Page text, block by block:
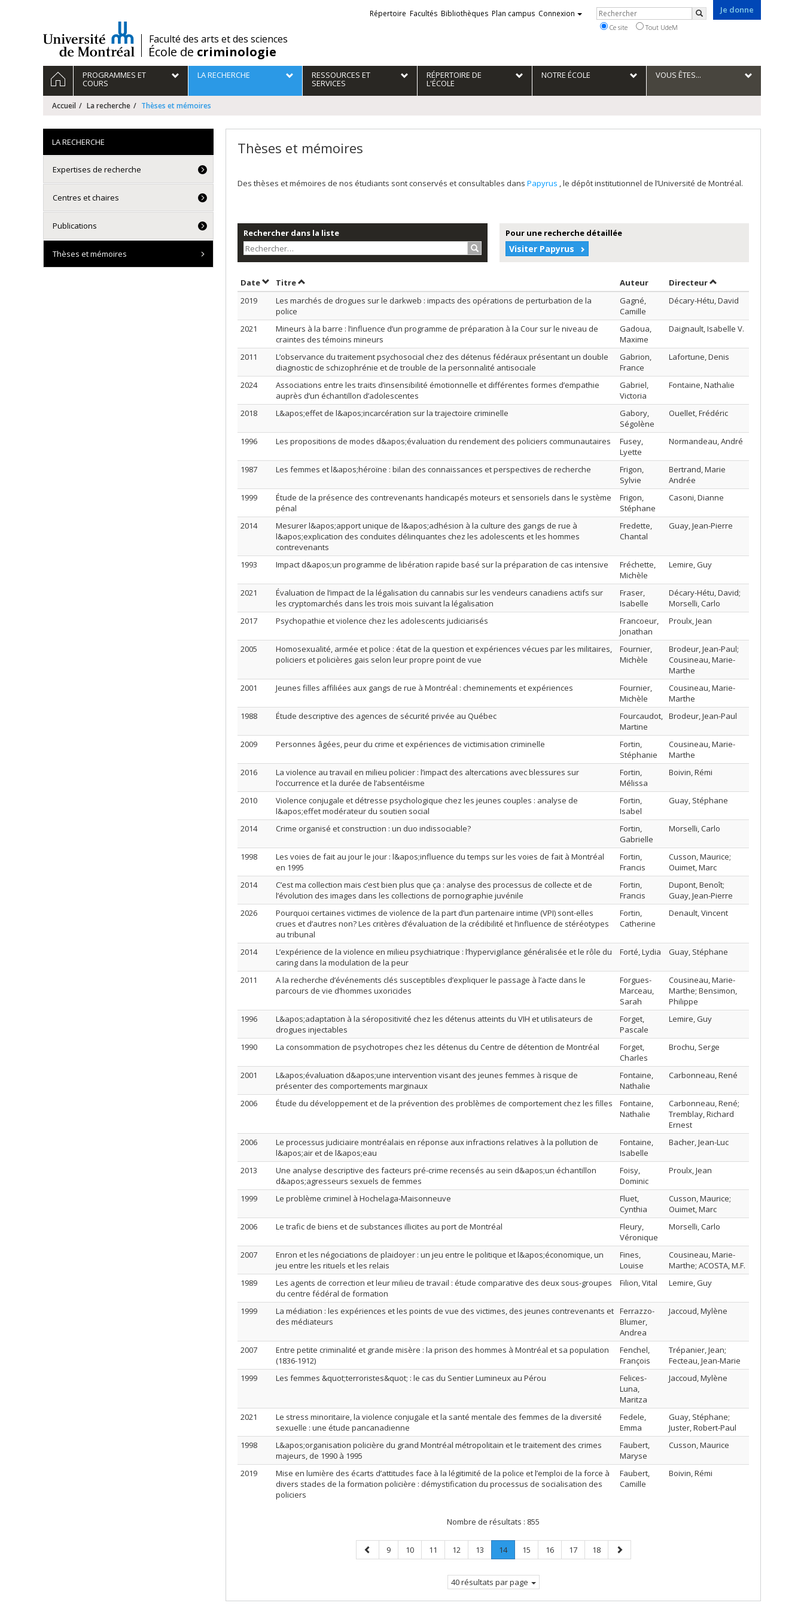
/Faculté des arts et des sciences
École de criminologie
Je donne
Liens
externes
Répertoire Facultés Bibliothèques Plan campus Connexion Rechercher
Rechercher
Ce site Tout UdeM
Navigation
principale
ACCUEILPROGRAMMES ET
COURS
LA RECHERCHE RESSOURCES ET
SERVICES
RÉPERTOIRE DE
L'ÉCOLE
NOTRE ÉCOLE VOUS ÊTES...
Accueil La recherche Thèses et mémoires
Thèses et mémoires
Des thèses et mémoires de nos étudiants sont conservés et consultables dans Papyrus , le dépôt institutionnel de l’Université de Montréal.
Rechercher dans la liste
Rechercher…
Pour une recherche détaillée
Visiter Papyrus
DateTrier par date en ordre décroissant
TitreTrier par titre en ordre décroissant Auteur Trier par auteur en ordre décroissant
Directeurpar contributeur en
2019
Les marchés de drogues sur le darkweb : impacts des opérations de perturbation de la
police
Gagné,
Camille
Décary-Hétu, David
2021
Mineurs à la barre : l’influence d’un programme de préparation à la Cour sur le niveau de
craintes des témoins mineurs
Gadoua,
Maxime
Daignault, Isabelle V.
2011
L’observance du traitement psychosocial chez des détenus fédéraux présentant un double
diagnostic de schizophrénie et de trouble de la personnalité antisociale
Gabrion,
France
Lafortune, Denis
2024
Associations entre les traits d’insensibilité émotionnelle et différentes formes d’empathie
auprès d’un échantillon d’adolescentes
Gabriel,
Victoria
Fontaine, Nathalie
2018 L&apos;effet de l&apos;incarcération sur la trajectoire criminelle
Gabory,
Ségolène
Ouellet, Frédéric
1996 Les propositions de modes d&apos;évaluation du rendement des policiers communautaires
Fusey,
Lyette
Normandeau, André
1987 Les femmes et l&apos;héroïne : bilan des connaissances et perspectives de recherche
Frigon,
Sylvie
Bertrand, Marie
Andrée
1999
Étude de la présence des contrevenants handicapés moteurs et sensoriels dans le système
pénal
Frigon,
Stéphane
Casoni, Dianne
2014
Mesurer l&apos;apport unique de l&apos;adhésion à la culture des gangs de rue à
l&apos;explication des conduites délinquantes chez les adolescents et les hommes
contrevenants
Fredette,
Chantal
Guay, Jean-Pierre
1993 Impact d&apos;un programme de libération rapide basé sur la préparation de cas intensive
Fréchette,
Michèle
Lemire, Guy
2021
Évaluation de l’impact de la légalisation du cannabis sur les vendeurs canadiens actifs sur
les cryptomarchés dans les trois mois suivant la légalisation
Fraser,
Isabelle
Décary-Hétu, David;
Morselli, Carlo
2017
Psychopathie et violence chez les adolescents judiciarisés
Francoeur,
Jonathan
Proulx, Jean
2005
Homosexualité, armée et police : état de la question et expériences vécues par les militaires,
policiers et policières gais selon leur propre point de vue
Fournier,
Michèle
Brodeur, Jean-Paul;
Cousineau, Marie-
Marthe
2001
Jeunes filles affiliées aux gangs de rue à Montréal : cheminements et expériences
Fournier,
Michèle
Cousineau, Marie-
Marthe
1988
Étude descriptive des agences de sécurité privée au Québec
Fourcaudot,
Martine
Brodeur, Jean-Paul
2009 Personnes âgées, peur du crime et expériences de victimisation criminelle
Fortin,
Stéphanie
Cousineau, Marie-
Marthe
2016
La violence au travail en milieu policier : l’impact des altercations avec blessures sur
l’occurrence et la durée de l’absentéisme
Fortin,
Mélissa
Boivin, Rémi
2010
Violence conjugale et détresse psychologique chez les jeunes couples : analyse de
l&apos;effet modérateur du soutien social
Fortin,
Isabel
Guay, Stéphane
2014 Crime organisé et construction : un duo indissociable?
Fortin,
Gabrielle
Morselli, Carlo
1998
Les voies de fait au jour le jour : l&apos;influence du temps sur les voies de fait à Montréal
en 1995
Fortin,
Francis
Cusson, Maurice;
Ouimet, Marc
2014
C’est ma collection mais c’est bien plus que ça : analyse des processus de collecte et de
l’évolution des images dans les collections de pornographie juvénile
Fortin,
Francis
Dupont, Benoît;
Guay, Jean-Pierre
2026
Pourquoi certaines victimes de violence de la part d’un partenaire intime (VPI) sont-elles
crues et d’autres non? Les critères d’évaluation de la crédibilité et l’influence de stéréotypes
au tribunal
Fortin,
Catherine
Denault, Vincent
2014
L’expérience de la violence en milieu psychiatrique : l’hypervigilance généralisée et le rôle du
caring dans la modulation de la peur
Forté, Lydia Guay, Stéphane
2011
A la recherche d’événements clés susceptibles d’expliquer le passage à l’acte dans le
parcours de vie d’hommes uxoricides
Forgues-
Marceau,
Sarah
Cousineau, Marie-
Marthe; Bensimon,
Philippe
1996
L&apos;adaptation à la séropositivité chez les détenus atteints du VIH et utilisateurs de
drogues injectables
Forget,
Pascale
Lemire, Guy
1990 La consommation de psychotropes chez les détenus du Centre de détention de Montréal
Forget,
Charles
Brochu, Serge
2001
L&apos;évaluation d&apos;une intervention visant des jeunes femmes à risque de
présenter des comportements marginaux
Fontaine,
Nathalie
Carbonneau, René
2006 Étude du développement et de la prévention des problèmes de comportement chez les filles
Fontaine,
Nathalie
Carbonneau, René;
Tremblay, Richard
Ernest
2006
Le processus judiciaire montréalais en réponse aux infractions relatives à la pollution de
l&apos;air et de l&apos;eau
Fontaine,
Isabelle
Bacher, Jean-Luc
2013
Une analyse descriptive des facteurs pré-crime recensés au sein d&apos;un échantillon
d&apos;agresseurs sexuels de femmes
Foisy,
Dominic
Proulx, Jean
1999 Le problème criminel à Hochelaga-Maisonneuve
Fluet,
Cynthia
Cusson, Maurice;
Ouimet, Marc
2006
Le trafic de biens et de substances illicites au port de Montréal
Fleury,
Véronique
Morselli, Carlo
2007
Enron et les négociations de plaidoyer : un jeu entre le politique et l&apos;économique, un
jeu entre les rituels et les relais
Fines,
Louise
Cousineau, Marie-
Marthe; ACOSTA, M.F.
1989
Les agents de correction et leur milieu de travail : étude comparative des deux sous-groupes
du centre fédéral de formation
Filion, Vital Lemire, Guy
1999
La médiation : les expériences et les points de vue des victimes, des jeunes contrevenants et
des médiateurs
Ferrazzo-
Blumer,
Andrea
Jaccoud, Mylène
2007
Entre petite criminalité et grande misère : la prison des hommes à Montréal et sa population
(1836-1912)
Fenchel,
François
Trépanier, Jean;
Fecteau, Jean-Marie
1999
Les femmes &quot;terroristes&quot; : le cas du Sentier Lumineux au Pérou
Felices-
Luna,
Maritza
Jaccoud, Mylène
2021
Le stress minoritaire, la violence conjugale et la santé mentale des femmes de la diversité
sexuelle : une étude pancanadienne
Fedele,
Emma
Guay, Stéphane;
Juster, Robert-Paul
1998
L&apos;organisation policière du grand Montréal métropolitain et le traitement des crimes
majeurs, de 1990 à 1995
Faubert,
Maryse
Cusson, Maurice
2019
Mise en lumière des écarts d’attitudes face à la légitimité de la police et l’emploi de la force à
divers stades de la formation policière : démystification du processus de socialisation des
policiers
Faubert,
Camille
Boivin, Rémi
Nombre de résultats : 855
Page
précédente
Page
9 Page
10 Page
11 Page
12 Page
13 Page
14.
Page
Page
15 Page
16 Page
17 Page
18
Page
suivante
40 résultats par page
LA RECHERCHE
Expertises de recherche
Centres et chaires
Publications
Thèses et mémoires